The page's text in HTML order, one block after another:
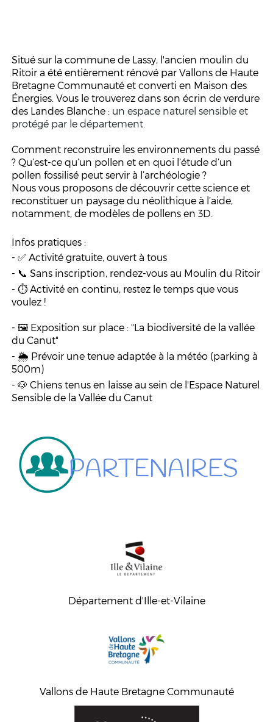
Situé sur la commune de Lassy, l'ancien moulin du
Ritoir a été entièrement rénové par Vallons de Haute
Bretagne Communauté et converti en Maison des
Énergies. Vous le trouverez dans son écrin de verdure
des Landes Blanche :un espace naturel sensible et
protégé par le département.
Comment reconstruire les environnements du passé
? Qu’est-ce qu’un pollen et en quoi l’étude d’un
pollen fossilisé peut servir à l’archéologie ?
Nous vous proposons de découvrir cette science et
reconstituer un paysage du néolithique à l’aide,
notamment, de modèles de pollens en 3D.
Infos pratiques :
- ✅ Activité gratuite, ouvert à tous
- 📞 Sans inscription, rendez-vous au Moulin du Ritoir
- ⏱ Activité en continu, restez le temps que vous
voulez !
- 🖼️ Exposition sur place : "La biodiversité de la vallée
du Canut"
- 🌦 Prévoir une tenue adaptée à la météo (parking à
500m)
- 🐶 Chiens tenus en laisse au sein de l'Espace Naturel
Sensible de la Vallée du Canut
PARTENAIRES
Département d'Ille-et-Vilaine
Vallons de Haute Bretagne Communauté